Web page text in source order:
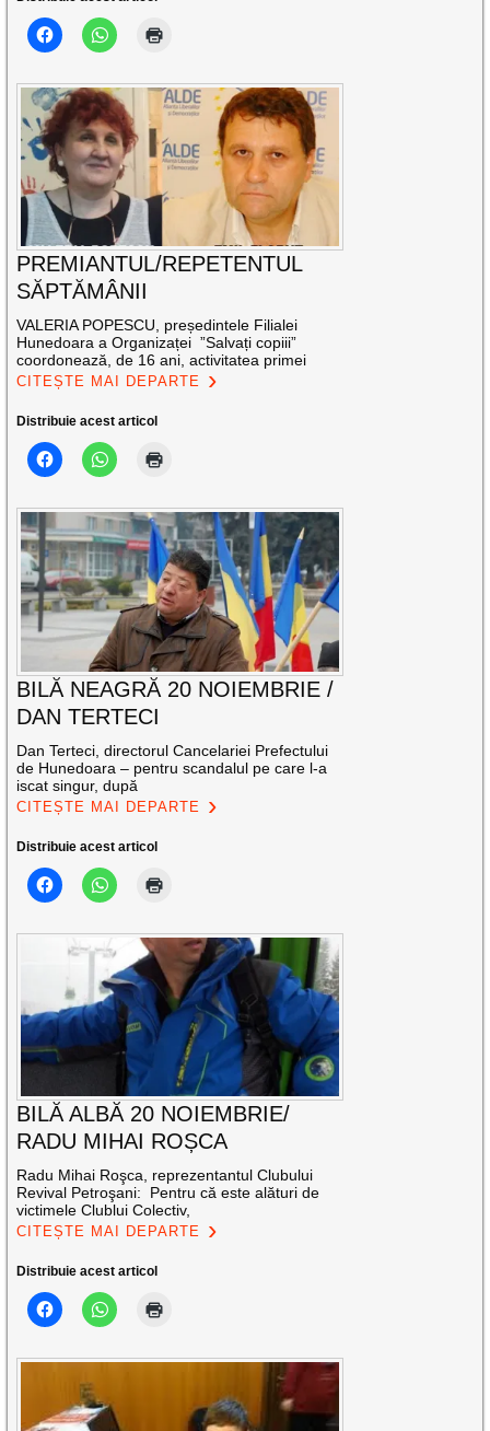
PREMIANTUL/REPETENTUL
SĂPTĂMÂNII
VALERIA POPESCU, președintele Filialei
Hunedoara a Organizaței ”Salvați copiii”
coordonează, de 16 ani, activitatea primei
CITEȘTE MAI DEPARTE
Distribuie acest articol
BILĂ NEAGRĂ 20 NOIEMBRIE /
DAN TERTECI
Dan Terteci, directorul Cancelariei Prefectului
de Hunedoara – pentru scandalul pe care l-a
iscat singur, după
CITEȘTE MAI DEPARTE
Distribuie acest articol
BILĂ ALBĂ 20 NOIEMBRIE/
RADU MIHAI ROȘCA
Radu Mihai Roşca, reprezentantul Clubului
Revival Petroşani: Pentru că este alături de
victimele Clublui Colectiv,
CITEȘTE MAI DEPARTE
Distribuie acest articol